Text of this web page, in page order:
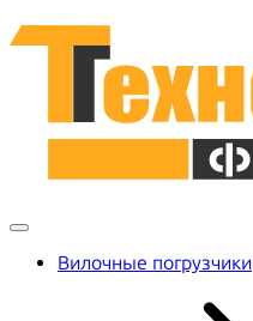
Вилочные погрузчики